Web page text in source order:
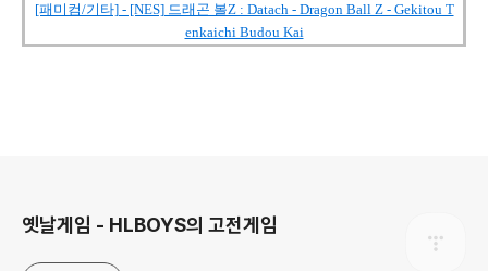
[패미컴/기타] - [NES] 드래곤 볼Z : Datach - Dragon Ball Z - Gekitou T
enkaichi Budou Kai
옛날게임 - HLBOYS의 고전게임